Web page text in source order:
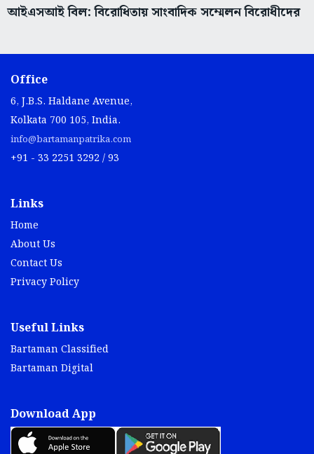
আইএসআই বিল: বিরোধিতায় সাংবাদিক সম্মেলন বিরোধীদের
Office
6, J.B.S. Haldane Avenue,
Kolkata 700 105, India.
info@bartamanpatrika.com
+91 - 33 2251 3292 / 93
Links
Home
About Us
Contact Us
Privacy Policy
Useful Links
Bartaman Classified
Bartaman Digital
Download App